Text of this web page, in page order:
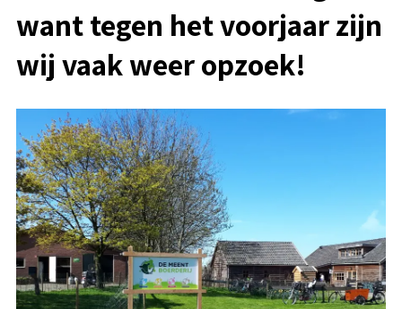
want tegen het voorjaar zijn
wij vaak weer opzoek!